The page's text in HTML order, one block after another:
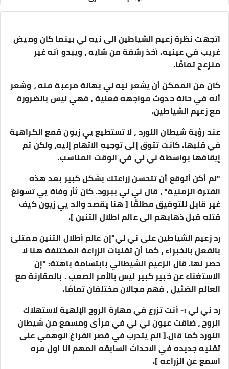
اتجهت نظرة زعيم الشياطين الى نيه لي بينما كان وميض
غريب في عينيه. أخذ رشفة من شايه ، ويبدو أنه غير
منزعج تمامًا.
كان من الممكن أن يشعر نيه لي بهالة مرعبة منه ، وشعر
أنه في حالة حدوث مواجهه فعلية ، فهي ليس بالضرورة
مع زعيم الشياطين.
عند رؤية شيطان اللورد ، لا تستطيع يي زيون قمع الكراهية
في قلبها. كانت تتوق إلى توجيه الاتهام إليه، ولكن تم
إيقافها بواسطة ني لي في الوقت المناسب.
"لم أكن أتوقع أن تتحسن زراعتك بشكل كبير بعد هذه
الفترة الزمنية" ، قال ني لي ببرود. كان ثأر وفاة يي تسونغ
غير قابل للتوفيق مطلقًا [ هنا يقصد والد يي زيون كيف
قتله قبل ذهابهم الى عالم اطلال التنين ].
رد زعيم الشياطين على ني لي"إن عالم أطلال التنين ممتلئ
بالفعل بالخبراء ، كما أن تقنيات الزراعة المختلفة هنا لا
حصر لها. قال الزعيم الشيطاني بابتسامة باهتة: "إن
الاستغناء عن خبير كبير ليس بالأمر الصعب . بالمقارنة مع
العالم الضئيل ، فهم مجالان مختلفان تمامًا.
رد ني لي :- أنت تزرع في مهارة الروح الإلهية لاستهلاك
الروح ، ضاقت عيون ني لي في مرأى ومسمع من شيطان
اللورد كما قال.[ الم يتدرب في قصر الفراغ الوهمي على
تقنيه جديده في الاحداث السابقه المهم انا اول مره
اسمع عن الزراعه ].